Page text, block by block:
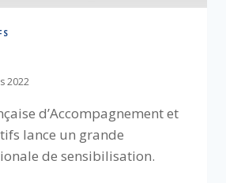
2022
d’Accompagnement et
lance un grande
de sensibilisation.